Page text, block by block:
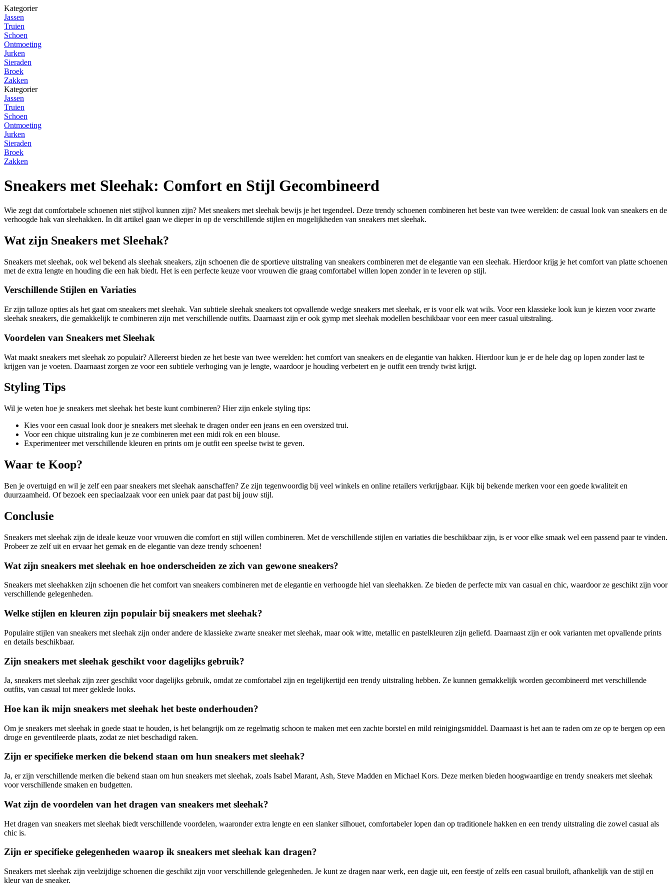
Kategorier
Jassen
Truien
Schoen
Ontmoeting
Jurken
Sieraden
Broek
Zakken
Kategorier
Jassen
Truien
Schoen
Ontmoeting
Jurken
Sieraden
Broek
Zakken
Sneakers met Sleehak: Comfort en Stijl Gecombineerd
Wie zegt dat comfortabele schoenen niet stijlvol kunnen zijn? Met sneakers met sleehak bewijs je het tegendeel. Deze trendy schoenen combineren het beste van twee werelden: de casual look van sneakers en de
verhoogde hak van sleehakken. In dit artikel gaan we dieper in op de verschillende stijlen en mogelijkheden van sneakers met sleehak.
Wat zijn Sneakers met Sleehak?
Sneakers met sleehak, ook wel bekend als sleehak sneakers, zijn schoenen die de sportieve uitstraling van sneakers combineren met de elegantie van een sleehak. Hierdoor krijg je het comfort van platte schoenen
met de extra lengte en houding die een hak biedt. Het is een perfecte keuze voor vrouwen die graag comfortabel willen lopen zonder in te leveren op stijl.
Verschillende Stijlen en Variaties
Er zijn talloze opties als het gaat om sneakers met sleehak. Van subtiele sleehak sneakers tot opvallende wedge sneakers met sleehak, er is voor elk wat wils. Voor een klassieke look kun je kiezen voor zwarte
sleehak sneakers, die gemakkelijk te combineren zijn met verschillende outfits. Daarnaast zijn er ook gymp met sleehak modellen beschikbaar voor een meer casual uitstraling.
Voordelen van Sneakers met Sleehak
Wat maakt sneakers met sleehak zo populair? Allereerst bieden ze het beste van twee werelden: het comfort van sneakers en de elegantie van hakken. Hierdoor kun je er de hele dag op lopen zonder last te
krijgen van je voeten. Daarnaast zorgen ze voor een subtiele verhoging van je lengte, waardoor je houding verbetert en je outfit een trendy twist krijgt.
Styling Tips
Wil je weten hoe je sneakers met sleehak het beste kunt combineren? Hier zijn enkele styling tips:
Kies voor een casual look door je sneakers met sleehak te dragen onder een jeans en een oversized trui.
Voor een chique uitstraling kun je ze combineren met een midi rok en een blouse.
Experimenteer met verschillende kleuren en prints om je outfit een speelse twist te geven.
Waar te Koop?
Ben je overtuigd en wil je zelf een paar sneakers met sleehak aanschaffen? Ze zijn tegenwoordig bij veel winkels en online retailers verkrijgbaar. Kijk bij bekende merken voor een goede kwaliteit en
duurzaamheid. Of bezoek een speciaalzaak voor een uniek paar dat past bij jouw stijl.
Conclusie
Sneakers met sleehak zijn de ideale keuze voor vrouwen die comfort en stijl willen combineren. Met de verschillende stijlen en variaties die beschikbaar zijn, is er voor elke smaak wel een passend paar te vinden.
Probeer ze zelf uit en ervaar het gemak en de elegantie van deze trendy schoenen!
Wat zijn sneakers met sleehak en hoe onderscheiden ze zich van gewone sneakers?
Sneakers met sleehakken zijn schoenen die het comfort van sneakers combineren met de elegantie en verhoogde hiel van sleehakken. Ze bieden de perfecte mix van casual en chic, waardoor ze geschikt zijn voor
verschillende gelegenheden.
Welke stijlen en kleuren zijn populair bij sneakers met sleehak?
Populaire stijlen van sneakers met sleehak zijn onder andere de klassieke zwarte sneaker met sleehak, maar ook witte, metallic en pastelkleuren zijn geliefd. Daarnaast zijn er ook varianten met opvallende prints
en details beschikbaar.
Zijn sneakers met sleehak geschikt voor dagelijks gebruik?
Ja, sneakers met sleehak zijn zeer geschikt voor dagelijks gebruik, omdat ze comfortabel zijn en tegelijkertijd een trendy uitstraling hebben. Ze kunnen gemakkelijk worden gecombineerd met verschillende
outfits, van casual tot meer geklede looks.
Hoe kan ik mijn sneakers met sleehak het beste onderhouden?
Om je sneakers met sleehak in goede staat te houden, is het belangrijk om ze regelmatig schoon te maken met een zachte borstel en mild reinigingsmiddel. Daarnaast is het aan te raden om ze op te bergen op een
droge en geventileerde plaats, zodat ze niet beschadigd raken.
Zijn er specifieke merken die bekend staan om hun sneakers met sleehak?
Ja, er zijn verschillende merken die bekend staan om hun sneakers met sleehak, zoals Isabel Marant, Ash, Steve Madden en Michael Kors. Deze merken bieden hoogwaardige en trendy sneakers met sleehak
voor verschillende smaken en budgetten.
Wat zijn de voordelen van het dragen van sneakers met sleehak?
Het dragen van sneakers met sleehak biedt verschillende voordelen, waaronder extra lengte en een slanker silhouet, comfortabeler lopen dan op traditionele hakken en een trendy uitstraling die zowel casual als
chic is.
Zijn er specifieke gelegenheden waarop ik sneakers met sleehak kan dragen?
Sneakers met sleehak zijn veelzijdige schoenen die geschikt zijn voor verschillende gelegenheden. Je kunt ze dragen naar werk, een dagje uit, een feestje of zelfs een casual bruiloft, afhankelijk van de stijl en
kleur van de sneaker.